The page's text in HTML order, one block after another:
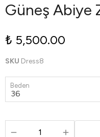
Güneş Abiye
₺ 5,500.00
SKU Dress8
Beden